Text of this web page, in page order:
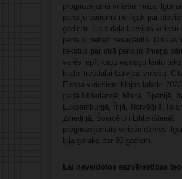
prognozējamā vīriešu mūža ilguma,
pensiju saņems ne ilgāk par
gadiem. Liela daļa Latvijas vīriešu
pensiju nekad nesagaidīs.
tekstus par otrā pensiju līmeņa
varēs iepīt kapu vainagu lentu
kādai trešdaļai Latvijas vīriešu.
Eiropā vīriešiem klājas labāk: 2023.
gadā Nīderlandē, Maltā, Spānijā,
Luksemburgā, Īrijā, Norvēģijā,
Zviedrijā, Šveicē un Lihtenšteinā
prognozējamais vīriešu dzīves
bija garāks par 80 gadiem.
Lai neveidotos sazvērestības